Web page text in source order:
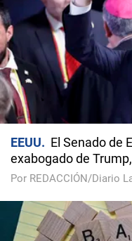
EEUU
El Senado de
exabogado de
Por REDACCIÓN/Diario